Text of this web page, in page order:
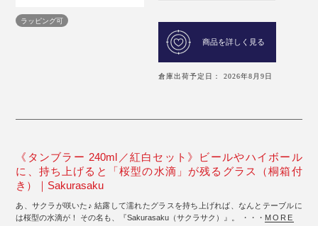
ラッピング可
商品を詳しく見る
倉庫出荷予定日： 2026年8月9日
《タンブラー 240ml／紅白セット》ビールやハイボール
に、持ち上げると「桜型の水滴」が残るグラス（桐箱付
き）｜Sakurasaku
あ、サクラが咲いた♪ 結露して濡れたグラスを持ち上げれば、なんとテーブルに
は桜型の水滴が！ その名も、『Sakurasaku（サクラサク）』。 ・・・ MORE